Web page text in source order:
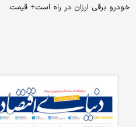
خودرو برقی ارزان در راه است+ قیمت